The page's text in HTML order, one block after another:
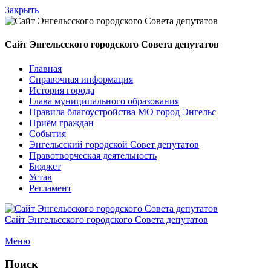
Закрыть
Сайт Энгельсского городского Совета депутатов
Главная
Справочная информация
История города
Глава муниципального образования
Правила благоустройства МО город Энгельс
Приём граждан
События
Энгельсский городской Совет депутатов
Правотворческая деятельность
Бюджет
Устав
Регламент
Сайт Энгельсского городского Совета депутатов
Меню
Поиск